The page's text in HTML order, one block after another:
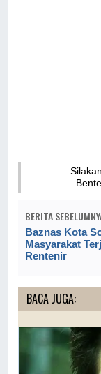
BERITA
Baznas Kota
Masyarakat
Rentenir
BACA JUGA: